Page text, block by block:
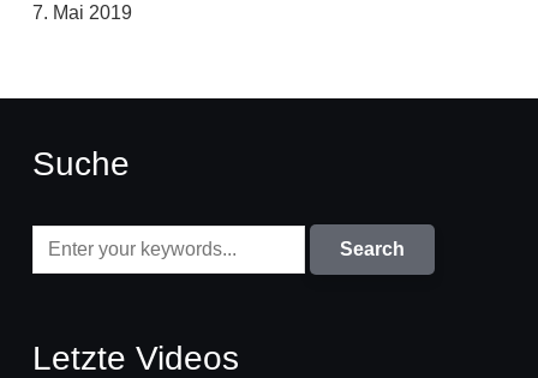
7. Mai 2019
Suche
Letzte Videos